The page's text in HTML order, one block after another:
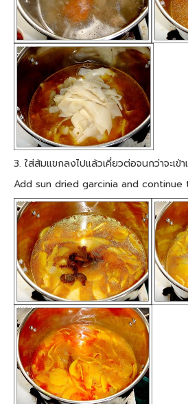
3. ใส่ส้มแขกลงไปแล้วเคี่ยวต่อจนกว่าจะเข้า
Add sun dried garcinia and